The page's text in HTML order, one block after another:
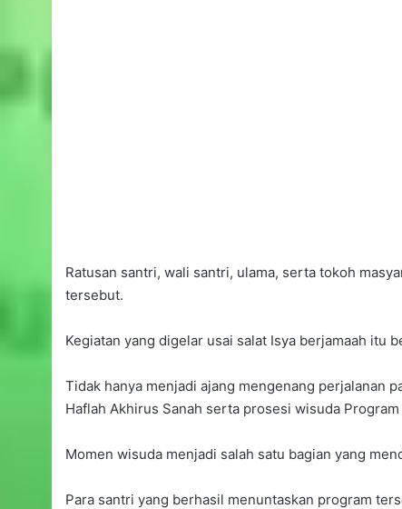
Ratusan santri, wali santri, ulama, serta tokoh
tersebut.
Kegiatan yang digelar usai salat Isya berjamaah itu
Tidak hanya menjadi ajang mengenang perjalanan
Haflah Akhirus Sanah serta prosesi wisuda
Momen wisuda menjadi salah satu bagian yang
Para santri yang berhasil menuntaskan program